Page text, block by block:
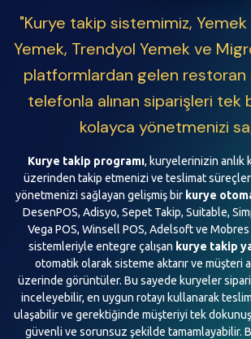
"Kurye takip sistemimiz,
Yemek, Trendyol Yemek ve
platformlardan gelen restoran
telefonla alınan siparişleri tek
kolayca yönetmenizi
Kurye takip programı, kuryelerinizin anlık
üzerinden takip etmenizi ve teslimat
yönetmenizi sağlayan gelişmiş bir kurye
DesenPOS, Adisyo, Sepet Takip, Suitable,
Vega POS, Winsell POS, Adelsoft ve
sistemleriyle entegre çalışan kurye takip
otomatik olarak sisteme aktarır ve müşteri
üzerinde görüntüler. Bu sayede kuryeler sipariş
inceleyebilir, en uygun rotayı kullanarak
ulaşabilir ve gerektiğinde müşteriyi tek
güvenli ve sorunsuz şekilde tamamlayabilir.